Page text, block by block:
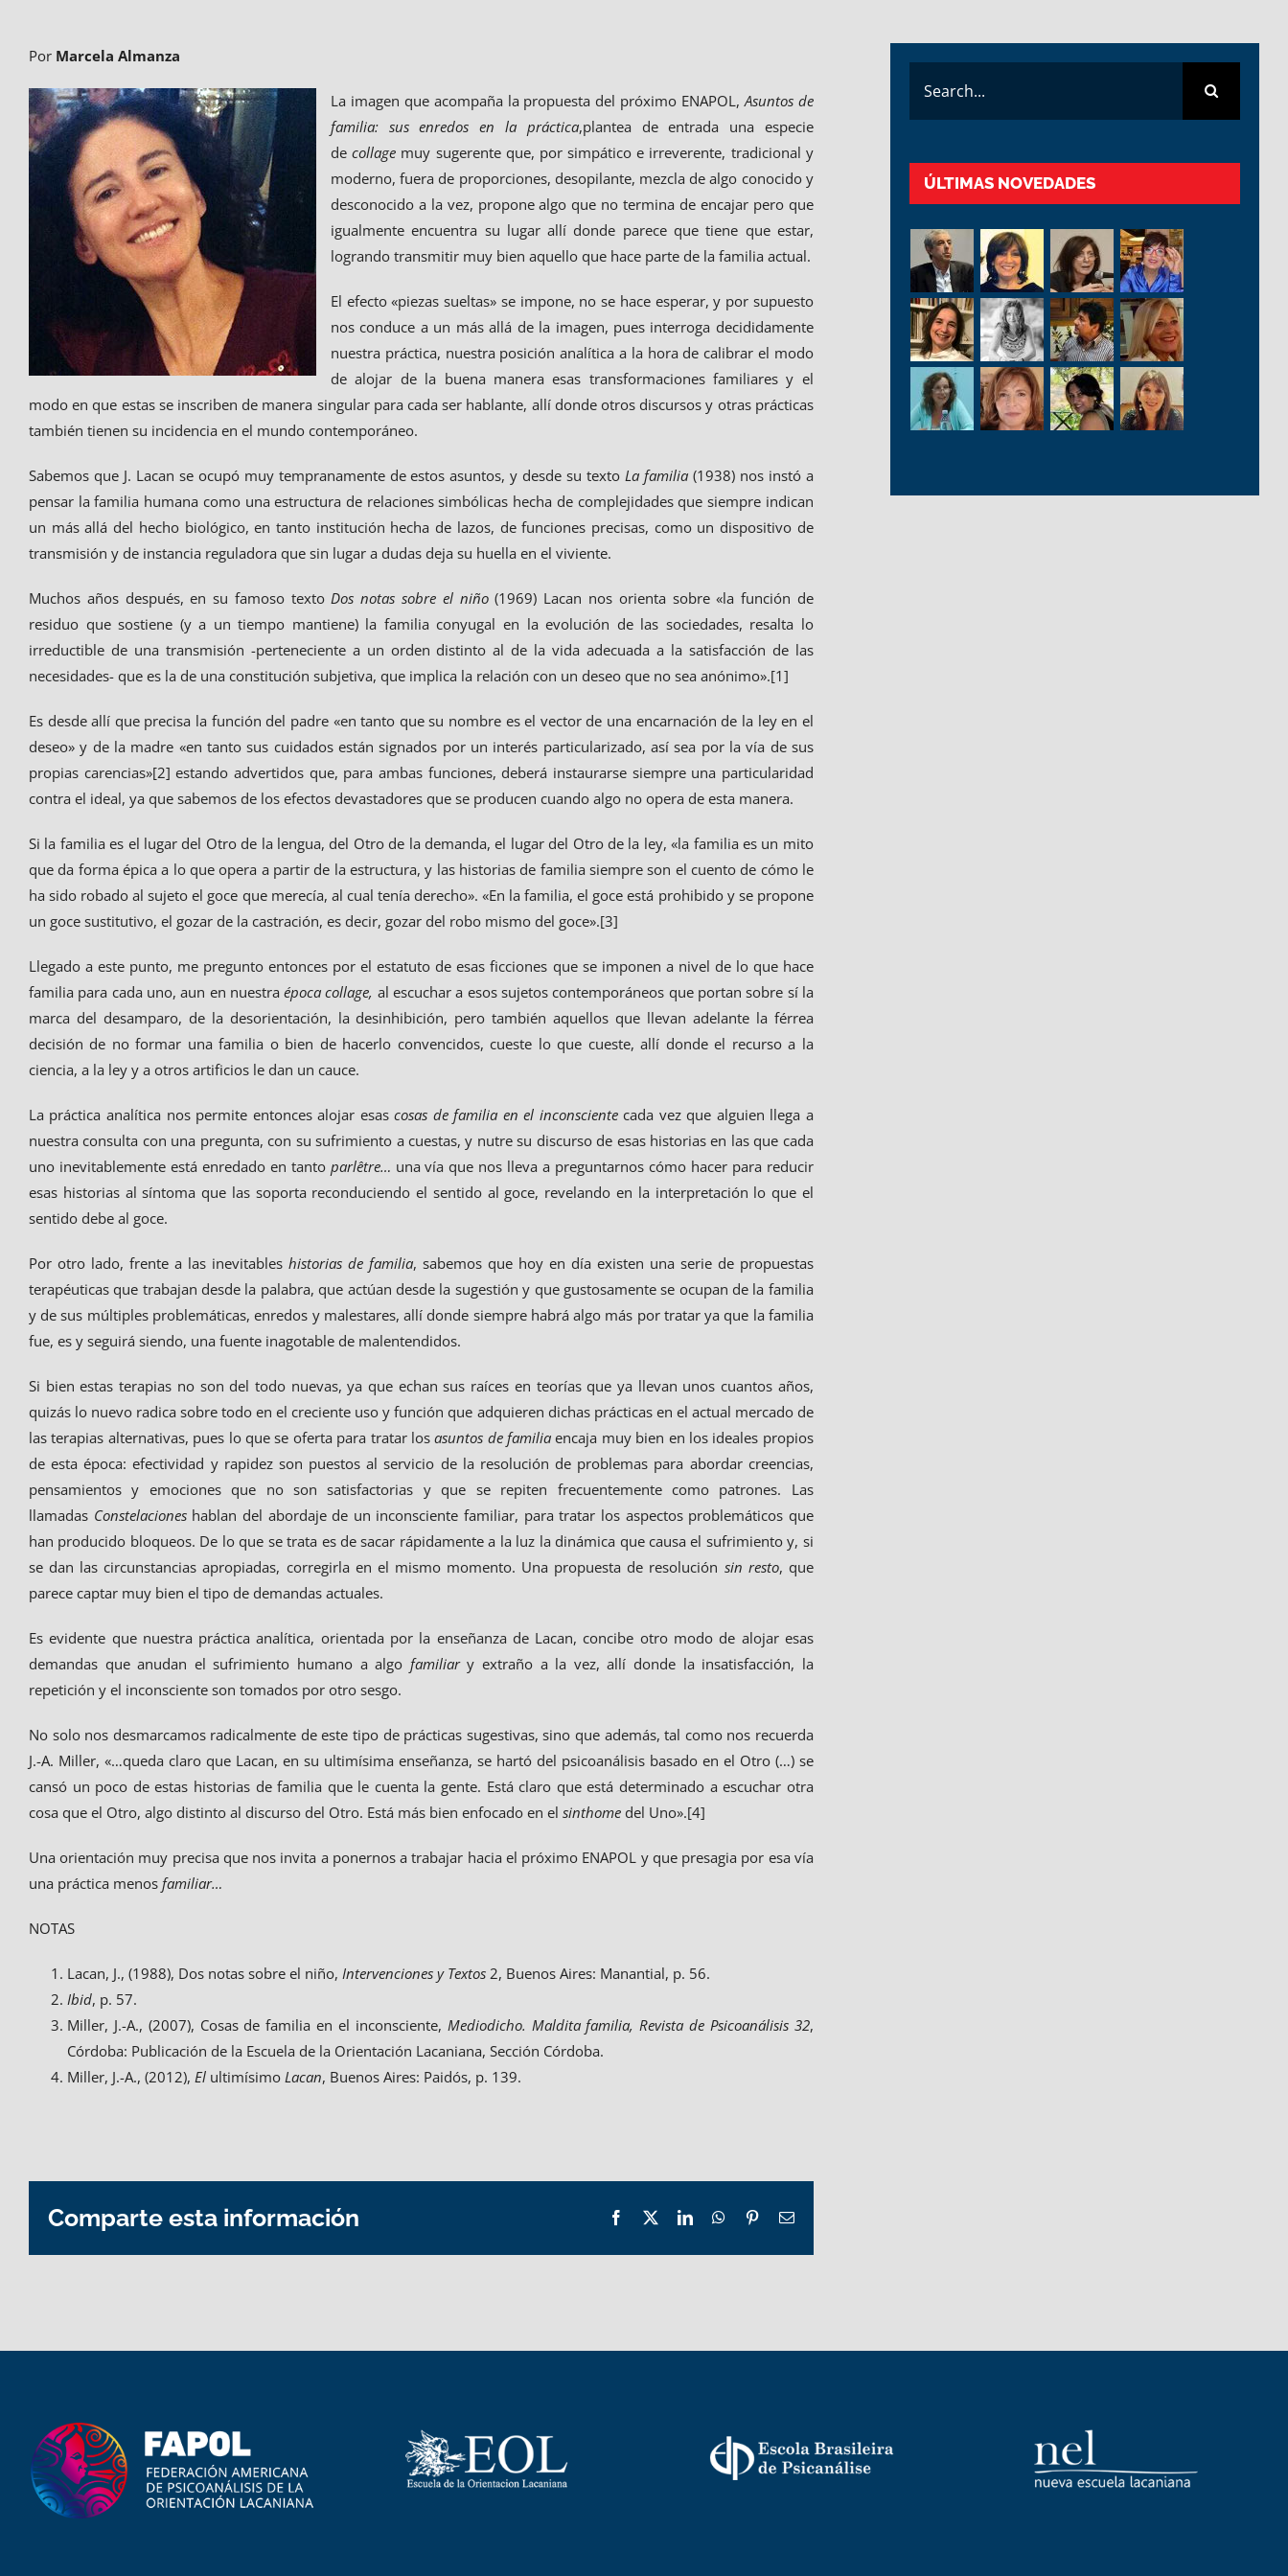
Por Marcela Almanza
La imagen que acompaña la propuesta del próximo ENAPOL,Asuntos de
familia: sus enredos en la práctica,plantea de entrada una especie
decollage muy sugerente que, por simpático e irreverente, tradicional y
moderno, fuera de proporciones, desopilante, mezcla de algo conocido y
desconocido a la vez, propone algo que no termina de encajar pero que
igualmente encuentra su lugar allí donde parece que tiene que estar,
logrando transmitir muy bien aquello que hace parte de la familia actual.
El efecto «piezas sueltas» se impone, no se hace esperar, y por supuesto
nos conduce a un más allá de la imagen, pues interroga decididamente
nuestra práctica, nuestra posición analítica a la hora de calibrar el modo
de alojar de la buena manera esas transformaciones familiares y el
modo en que estas se inscriben de manera singular para cada ser hablante, allí donde otros discursos y otras prácticas
también tienen su incidencia en el mundo contemporáneo.
Sabemos que J. Lacan se ocupó muy tempranamente de estos asuntos, y desde su textoLa familia (1938) nos instó a
pensar la familia humana como una estructura de relaciones simbólicas hecha de complejidades que siempre indican
un más allá del hecho biológico, en tanto institución hecha de lazos, de funciones precisas, como un dispositivo de
transmisión y de instancia reguladora que sin lugar a dudas deja su huella en el viviente.
Muchos años después, en su famoso textoDos notas sobre el niño(1969) Lacan nos orienta sobre «la función de
residuo que sostiene (y a un tiempo mantiene) la familia conyugal en la evolución de las sociedades, resalta lo
irreductible de una transmisión -perteneciente a un orden distinto al de la vida adecuada a la satisfacción de las
necesidades- que es la de una constitución subjetiva, que implica la relación con un deseo que no sea anónimo».[1]
Es desde allí que precisa la función del padre «en tanto que su nombre es el vector de una encarnación de la ley en el
deseo» y de la madre «en tanto sus cuidados están signados por un interés particularizado, así sea por la vía de sus
propias carencias»[2] estando advertidos que, para ambas funciones, deberá instaurarse siempre una particularidad
contra el ideal, ya que sabemos de los efectos devastadores que se producen cuando algo no opera de esta manera.
Si la familia es el lugar del Otro de la lengua, del Otro de la demanda, el lugar del Otro de la ley, «la familia es un mito
que da forma épica a lo que opera a partir de la estructura, y las historias de familia siempre son el cuento de cómo le
ha sido robado al sujeto el goce que merecía, al cual tenía derecho». «En la familia, el goce está prohibido y se propone
un goce sustitutivo, el gozar de la castración, es decir, gozar del robo mismo del goce».[3]
Llegado a este punto, me pregunto entonces por el estatuto de esas ficciones que se imponen a nivel de lo que hace
familia para cada uno, aun en nuestraépoca collage, al escuchar a esos sujetos contemporáneos que portan sobre sí la
marca del desamparo, de la desorientación, la desinhibición, pero también aquellos que llevan adelante la férrea
decisión de no formar una familia o bien de hacerlo convencidos, cueste lo que cueste, allí donde el recurso a la
ciencia, a la ley y a otros artificios le dan un cauce.
La práctica analítica nos permite entonces alojar esascosas de familia en el inconscientecada vez que alguien llega a
nuestra consulta con una pregunta, con su sufrimiento a cuestas, y nutre su discurso de esas historias en las que cada
uno inevitablemente está enredado en tanto parlêtre… una vía que nos lleva a preguntarnos cómo hacer para reducir
esas historias al síntoma que las soporta reconduciendo el sentido al goce, revelando en la interpretación lo que el
sentido debe al goce.
Por otro lado, frente a las inevitables historias de familia, sabemos que hoy en día existen una serie de propuestas
terapéuticas que trabajan desde la palabra, que actúan desde la sugestión y que gustosamente se ocupan de la familia
y de sus múltiples problemáticas, enredos y malestares, allí donde siempre habrá algo más por tratar ya que la familia
fue, es y seguirá siendo, una fuente inagotable de malentendidos.
Si bien estas terapias no son del todo nuevas, ya que echan sus raíces en teorías que ya llevan unos cuantos años,
quizás lo nuevo radica sobre todo en el creciente uso y función que adquieren dichas prácticas en el actual mercado de
las terapias alternativas, pues lo que se oferta para tratar losasuntos de familia encaja muy bien en los ideales propios
de esta época: efectividad y rapidez son puestos al servicio de la resolución de problemas para abordar creencias,
pensamientos y emociones que no son satisfactorias y que se repiten frecuentemente como patrones. Las
llamadas Constelaciones hablan del abordaje de un inconsciente familiar, para tratar los aspectos problemáticos que
han producido bloqueos. De lo que se trata es de sacar rápidamente a la luz la dinámica que causa el sufrimiento y, si
se dan las circunstancias apropiadas, corregirla en el mismo momento. Una propuesta de resolución sin resto, que
parece captar muy bien el tipo de demandas actuales.
Es evidente que nuestra práctica analítica, orientada por la enseñanza de Lacan, concibe otro modo de alojar esas
demandas que anudan el sufrimiento humano a algo familiary extraño a la vez, allí donde la insatisfacción, la
repetición y el inconsciente son tomados por otro sesgo.
No solo nos desmarcamos radicalmente de este tipo de prácticas sugestivas, sino que además, tal como nos recuerda
J.-A. Miller, «…queda claro que Lacan, en su ultimísima enseñanza, se hartó del psicoanálisis basado en el Otro (…) se
cansó un poco de estas historias de familia que le cuenta la gente. Está claro que está determinado a escuchar otra
cosa que el Otro, algo distinto al discurso del Otro. Está más bien enfocado en el sinthomedel Uno».[4]
Una orientación muy precisa que nos invita a ponernos a trabajar hacia el próximo ENAPOL y que presagia por esa vía
una práctica menos familiar…
NOTAS
Lacan, J., (1988), Dos notas sobre el niño, Intervenciones y Textos2, Buenos Aires: Manantial, p. 56.
Ibid, p. 57.
Miller, J.-A., (2007), Cosas de familia en el inconsciente, Mediodicho. Maldita familia, Revista de Psicoanálisis 32,
Córdoba: Publicación de la Escuela de la Orientación Lacaniana, Sección Córdoba.
Miller, J.-A., (2012), El ultimísimoLacan, Buenos Aires: Paidós, p. 139.
Comparte esta información Facebook
X LinkedInWhatsApp
PinterestEmail
for:
ÚLTIMAS NOVEDADES